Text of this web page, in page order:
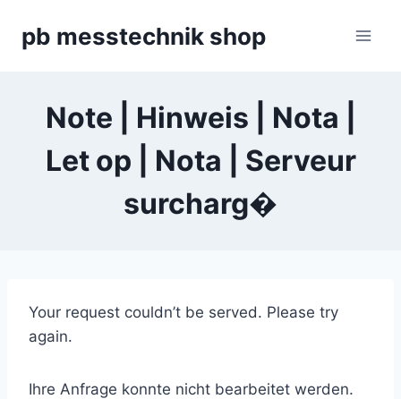
Inhaltpb messtechnik shop
Note | Hinweis | Nota |
Let op | Nota | Serveur
surcharg�
Your request couldn’t be served. Please try
again.
Ihre Anfrage konnte nicht bearbeitet werden.